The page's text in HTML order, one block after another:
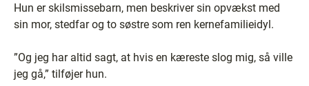
Hun er skilsmissebarn, men beskriver sin opvækst med
sin mor, stedfar og to søstre som ren kernefamilieidyl.
”Og jeg har altid sagt, at hvis en kæreste slog mig, så ville
jeg gå,” tilføjer hun.